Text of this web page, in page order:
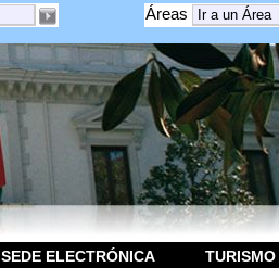
Áreas
SEDE ELECTRÓNICA TURISMO